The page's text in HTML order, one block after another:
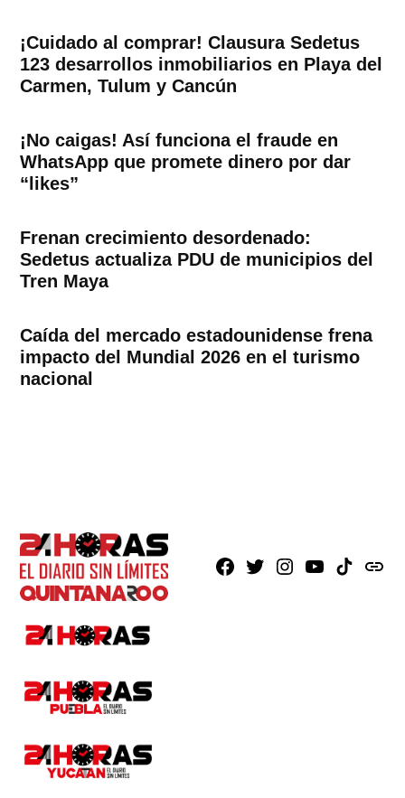
¡Cuidado al comprar! Clausura Sedetus
123 desarrollos inmobiliarios en Playa del
Carmen, Tulum y Cancún
¡No caigas! Así funciona el fraude en
WhatsApp que promete dinero por dar
“likes”
Frenan crecimiento desordenado:
Sedetus actualiza PDU de municipios del
Tren Maya
Caída del mercado estadounidense frena
impacto del Mundial 2026 en el turismo
nacional
Facebook
X Instagram
YoutubeTikTokissuu